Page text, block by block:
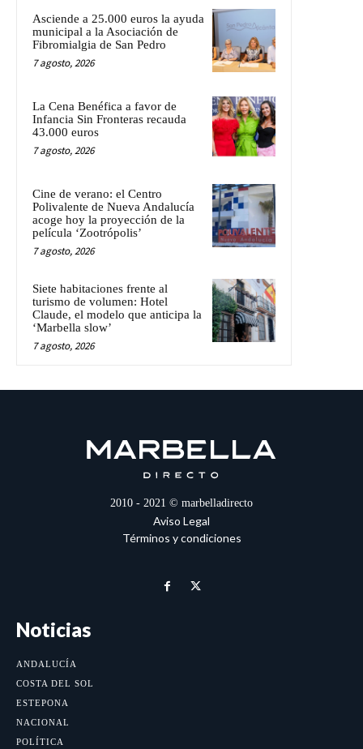
Asciende a 25.000 euros la ayuda
municipal a la Asociación de
Fibromialgia de San Pedro
7 agosto, 2026
La Cena Benéfica a favor de
Infancia Sin Fronteras recauda
43.000 euros
7 agosto, 2026
Cine de verano: el Centro
Polivalente de Nueva Andalucía
acoge hoy la proyección de la
película ‘Zootrópolis’
7 agosto, 2026
Siete habitaciones frente al
turismo de volumen: Hotel
Claude, el modelo que anticipa la
‘Marbella slow’
7 agosto, 2026
2010 - 2021 © marbelladirecto
Aviso Legal
Términos y condiciones
Noticias
ANDALUCÍA
COSTA DEL SOL
ESTEPONA
NACIONAL
POLÍTICA